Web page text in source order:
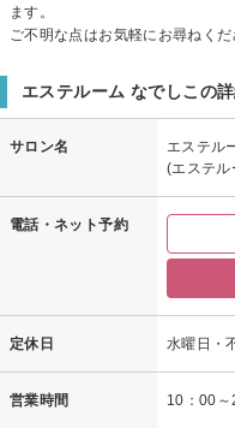
ます。
ご不明な点はお気軽にお尋ねくだ
エステルーム なでしこの
サロン名
エステル
(エステ
電話・ネット予約
定休日 水曜日・
営業時間 10：00